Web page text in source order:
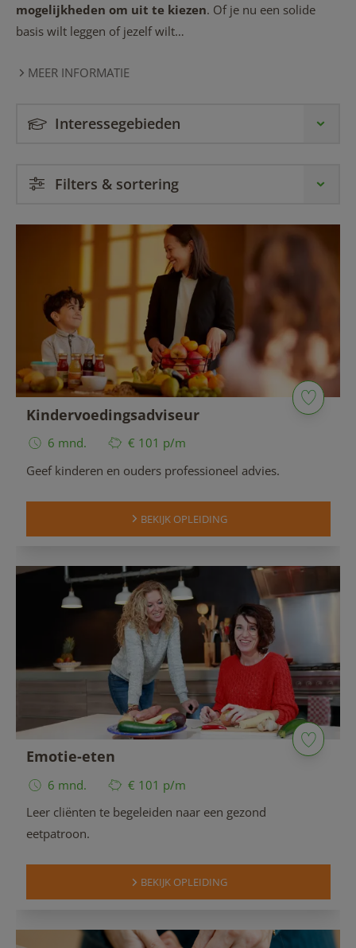
mogelijkheden om uit te kiezen. Of je nu een solide
basis wilt leggen of jezelf wilt…
MEER INFORMATIE
Interessegebieden
Filters & sortering
Kindervoedingsadviseur
6 mnd.
€ 101 p/m
Geef kinderen en ouders professioneel advies.
BEKIJK OPLEIDING
Emotie-eten
6 mnd.
€ 101 p/m
Leer cliënten te begeleiden naar een gezond
eetpatroon.
BEKIJK OPLEIDING